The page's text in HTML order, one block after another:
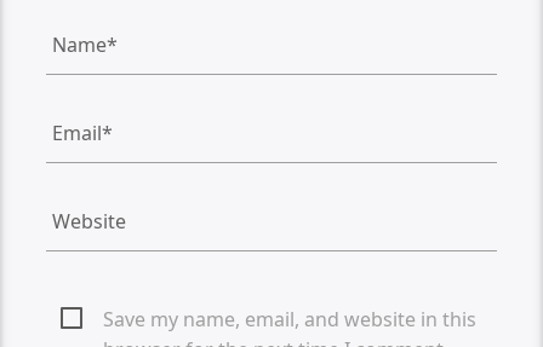
Save my name, email, and website in this